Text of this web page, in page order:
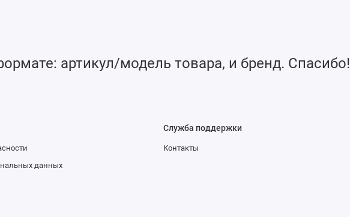
артикул/модель товара, и бренд. Спасибо!
данных
Служба поддержки
Контакты